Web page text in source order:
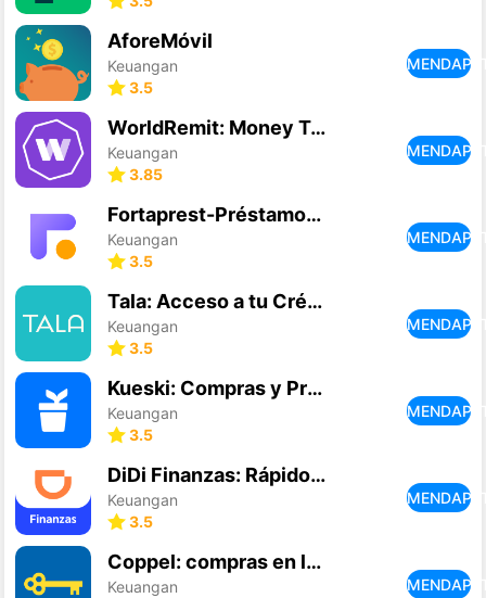
AforeMóvil
Keuangan
3.5
WorldRemit: Money Transfer App
Keuangan
3.85
Fortaprest-Préstamos en línea
Keuangan
3.5
Tala: Acceso a tu Crédito
Keuangan
3.5
Kueski: Compras y Préstamos
Keuangan
3.5
DiDi Finanzas: Rápido y seguro
Keuangan
3.5
Coppel: compras en línea
Keuangan